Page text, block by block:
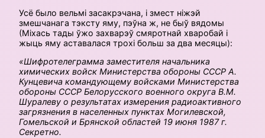
Усё было вельмі засакрэчана, і змест ніжэй
змешчанага тэксту яму, пэўна ж, не быў вядомы
(Міхась тады ўжо захварэў смяротнай хваробай і
жыць яму аставалася трохі больш за два месяцы):
«Шифротелеграмма заместителя начальника
химических войск Министерства обороны СССР А.
Кунцевича командующему войсками Министерства
обороны СССР Белорусского военного округа В.М.
Шуралеву о результатах измерения радиоактивного
загрязнения в населенных пунктах Могилевской,
Гомельской и Брянской областей 19 июня 1987 г.
Секретно.